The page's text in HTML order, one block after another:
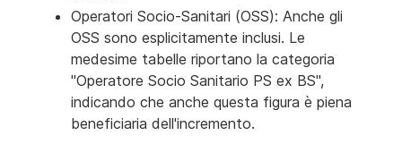
Operatori Socio-Sanitari (OSS): Anche gli
OSS sono esplicitamente inclusi. Le
medesime tabelle riportano la categoria
"Operatore Socio Sanitario PS ex BS",
indicando che anche questa figura è piena
beneficiaria dell'incremento.